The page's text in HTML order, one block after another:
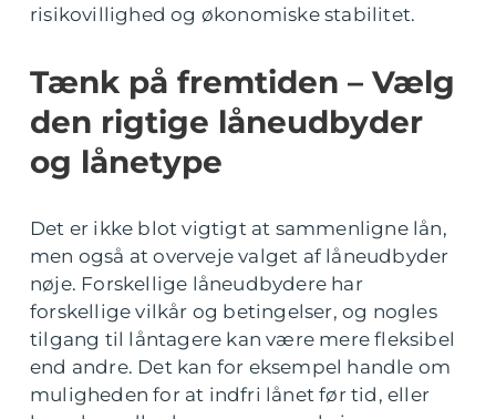
risikovillighed og økonomiske stabilitet.
Tænk på fremtiden – Vælg
den rigtige låneudbyder
og lånetype
Det er ikke blot vigtigt at sammenligne lån,
men også at overveje valget af låneudbyder
nøje. Forskellige låneudbydere har
forskellige vilkår og betingelser, og nogles
tilgang til låntagere kan være mere fleksibel
end andre. Det kan for eksempel handle om
muligheden for at indfri lånet før tid, eller